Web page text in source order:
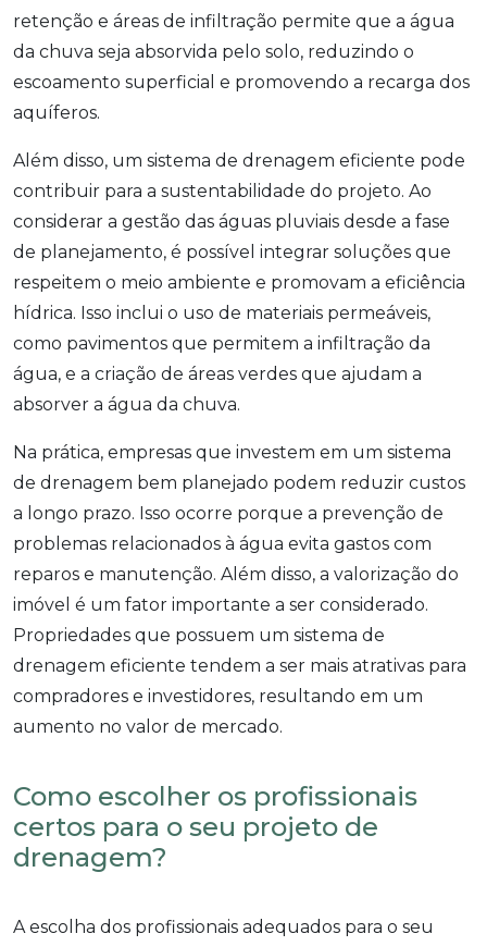
retenção e áreas de infiltração permite que a água
da chuva seja absorvida pelo solo, reduzindo o
escoamento superficial e promovendo a recarga dos
aquíferos.
Além disso, um sistema de drenagem eficiente pode
contribuir para a sustentabilidade do projeto. Ao
considerar a gestão das águas pluviais desde a fase
de planejamento, é possível integrar soluções que
respeitem o meio ambiente e promovam a eficiência
hídrica. Isso inclui o uso de materiais permeáveis,
como pavimentos que permitem a infiltração da
água, e a criação de áreas verdes que ajudam a
absorver a água da chuva.
Na prática, empresas que investem em um sistema
de drenagem bem planejado podem reduzir custos
a longo prazo. Isso ocorre porque a prevenção de
problemas relacionados à água evita gastos com
reparos e manutenção. Além disso, a valorização do
imóvel é um fator importante a ser considerado.
Propriedades que possuem um sistema de
drenagem eficiente tendem a ser mais atrativas para
compradores e investidores, resultando em um
aumento no valor de mercado.
Como escolher os profissionais
certos para o seu projeto de
drenagem?
A escolha dos profissionais adequados para o seu